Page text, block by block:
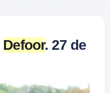
Defoor. 27 de